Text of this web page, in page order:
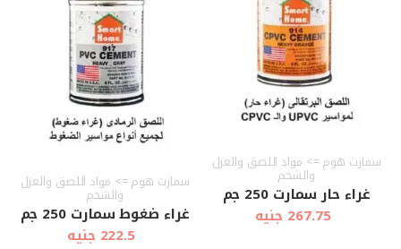
سمارت هوم => مواد اللصق والعزل
والشحم
غراء حار سمارت 250 جم
267.75 جنيه
سمارت هوم => مواد اللصق والعزل
والشحم
غراء ضغوط سمارت 250 جم
222.5 جنيه